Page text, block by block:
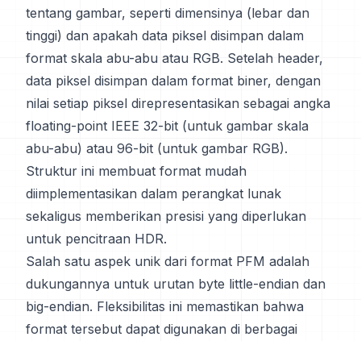
tentang gambar, seperti dimensinya (lebar dan
tinggi) dan apakah data piksel disimpan dalam
format skala abu-abu atau RGB. Setelah header,
data piksel disimpan dalam format biner, dengan
nilai setiap piksel direpresentasikan sebagai angka
floating-point IEEE 32-bit (untuk gambar skala
abu-abu) atau 96-bit (untuk gambar RGB).
Struktur ini membuat format mudah
diimplementasikan dalam perangkat lunak
sekaligus memberikan presisi yang diperlukan
untuk pencitraan HDR.
Salah satu aspek unik dari format PFM adalah
dukungannya untuk urutan byte little-endian dan
big-endian. Fleksibilitas ini memastikan bahwa
format tersebut dapat digunakan di berbagai